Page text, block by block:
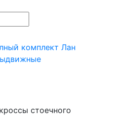
комплект Лан
стоечного